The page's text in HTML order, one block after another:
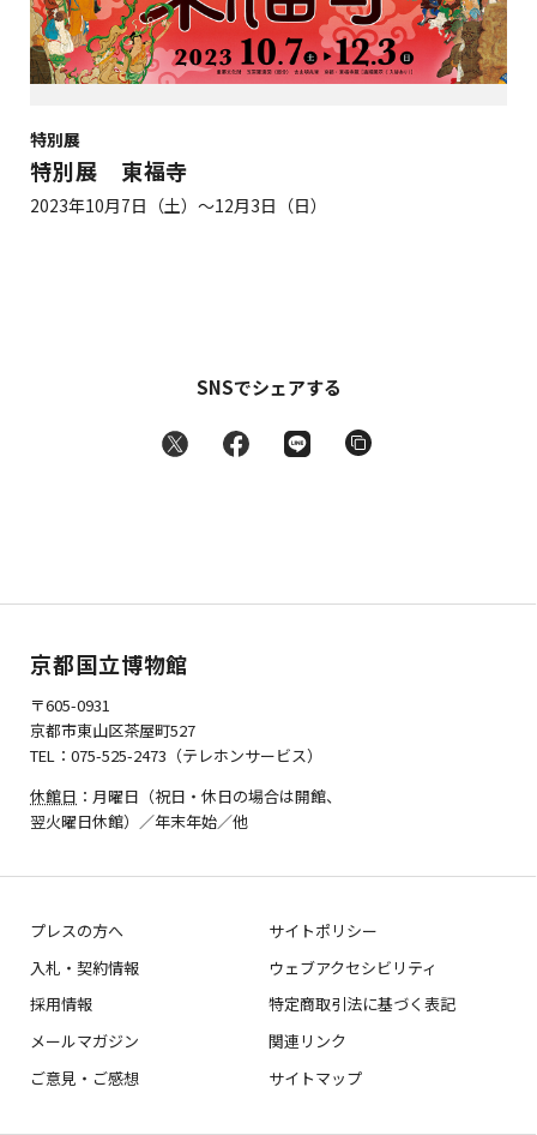
特別展
特別展 東福寺
2023年10月7日（土）～12月3日（日）
SNSでシェアする
京都国立博物館
〒605-0931
京都市東山区茶屋町527
TEL：075-525-2473（テレホンサービス）
休館日 ：月曜日（祝日・休日の場合は開館、
翌火曜日休館）／年末年始／他
プレスの方へ
サイトポリシー
入札・契約情報
ウェブアクセシビリティ
採用情報
特定商取引法に基づく表記
メールマガジン
関連リンク
ご意見・ご感想
サイトマップ